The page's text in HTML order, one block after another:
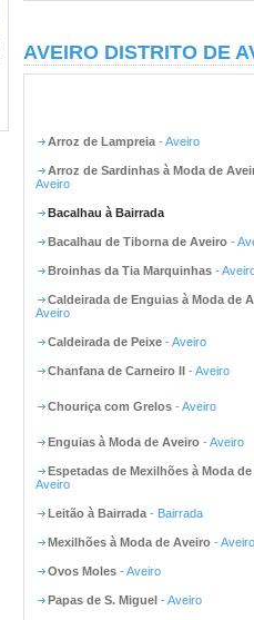
AVEIRO DISTRITO DE
Arroz de Lampreia - Aveiro
Arroz de Sardinhas à Moda de
Aveiro
Bacalhau à Bairrada
Bacalhau de Tiborna de Aveiro -
Broinhas da Tia Marquinhas -
Caldeirada de Enguias à Moda de
Aveiro
Caldeirada de Peixe - Aveiro
Chanfana de Carneiro II - Aveiro
Chouriça com Grelos - Aveiro
Enguias à Moda de Aveiro - Aveiro
Espetadas de Mexilhões à Moda
Aveiro
Leitão à Bairrada - Bairrada
Mexilhões à Moda de Aveiro - Aveiro
Ovos Moles - Aveiro
Papas de S. Miguel - Aveiro